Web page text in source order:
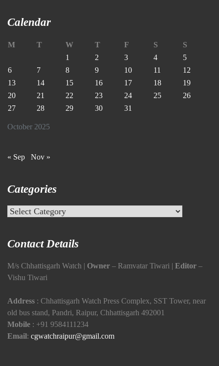
Calendar
October 2025
M T W T F S
S
1
2 3 4
5
6
7 8 9 10 11
12
13
14 15 16 17 18
19
20
21 22 23 24 25
26
27
28 29 30 31
« Sep Nov »
Categories
Categories
Contact Details
M/s Chhattisgarh Watch | Owner – Ramvatar Tiwari | Editor –
Vishu Tiwari
Address : Chhattisgarh Watch Press Complex, SST Tower, near
old bus stand, Pandri, Raipur, Chhattisgarh 492001
Mobile : +91 9584111234
Email: cgwatchraipur@gmail.com